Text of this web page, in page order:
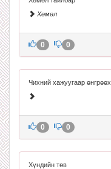
Хөмөл
0 0
Чихний хажуугаар өнгрөөх
0 0
Хүндийн төв